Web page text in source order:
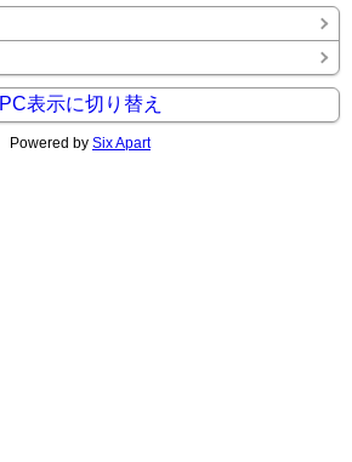
PC表示に切り替え
Powered by Six Apart